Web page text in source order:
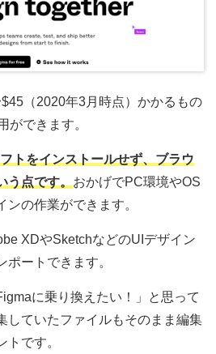
（2020年3月時点）かかるもの
ができます。
トをインストールせず、ブラウ
点です。 おかげでPC環境やOS
の作業ができます。
XDやSketchなどのUIデザイン
ポートできます。
に乗り換えたい！」と思って
していたファイルもそのまま編集
トです。